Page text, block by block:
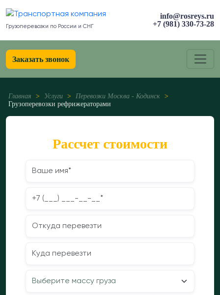
Грузоперевозки по России и СНГ
info@rosreys.ru
+7 (981) 330-73-28
Заказать звонок
Главная > Услуги > Перевозки Москва - Кодинск
>
Грузоперевозки рефрижераторами
Рассчет стоимости